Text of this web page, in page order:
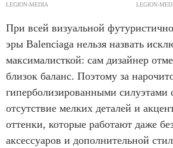
LEGION-MEDIA LEGION-
При всей визуальной
эры Balenciaga нельзя назвать
максималисткой: сам дизайнер
близок баланс. Поэтому за
гиперболизированными силуэтами
отсутствие мелких деталей и
оттенки, которые работают даже
аксессуаров и дополнительной